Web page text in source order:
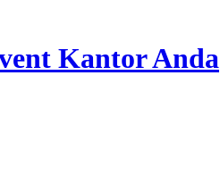
Kantor Anda